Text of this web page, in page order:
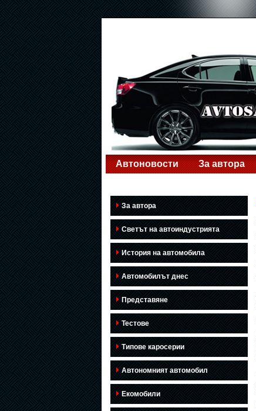
Автоновости За автора
За автора
Светът на автоиндустрията
История на автомобила
Автомобилът днес
Представяне
Тестове
Типове каросерии
Автономният автомобил
Екомобили